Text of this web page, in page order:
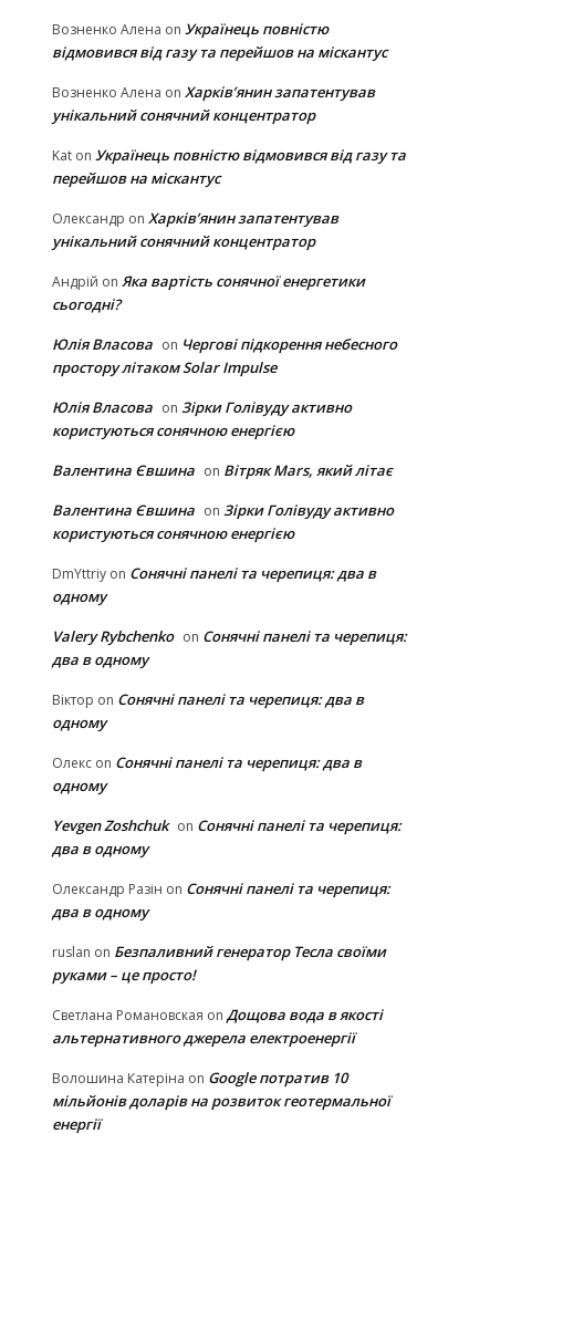
Возненко Алена on Українець повністю
відмовився від газу та перейшов на міскантус
Возненко Алена on Харків’янин запатентував
унікальний сонячний концентратор
Kat on Українець повністю відмовився від газу та
перейшов на міскантус
Олександр on Харків’янин запатентував
унікальний сонячний концентратор
Андрій on Яка вартість сонячної енергетики
сьогодні?
Юлія Власова on Чергові підкорення небесного
простору літаком Solar Impulse
Юлія Власова on Зірки Голівуду активно
користуються сонячною енергією
Валентина Євшина on Вітряк Mars, який літає
Валентина Євшина on Зірки Голівуду активно
користуються сонячною енергією
DmYttriy on Сонячні панелі та черепиця: два в
одному
Valery Rybchenko on Сонячні панелі та черепиця:
два в одному
Віктор on Сонячні панелі та черепиця: два в
одному
Олекс on Сонячні панелі та черепиця: два в
одному
Yevgen Zoshchuk on Сонячні панелі та черепиця:
два в одному
Олександр Разін on Сонячні панелі та черепиця:
два в одному
ruslan on Безпаливний генератор Тесла своїми
руками – це просто!
Светлана Романовская on Дощова вода в якості
альтернативного джерела електроенергії
Волошина Катеріна on Google потратив 10
мільйонів доларів на розвиток геотермальної
енергії